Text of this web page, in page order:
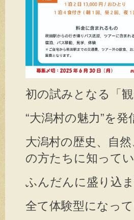
初の試みとなる「
“大潟村の魅力”を
大潟村の歴史、自
の方たちに知ってい
ふんだんに盛り込
全て体験型になって